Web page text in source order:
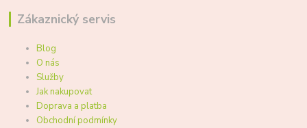
Zákaznický servis
Blog
O nás
Služby
Jak nakupovat
Doprava a platba
Obchodní podmínky